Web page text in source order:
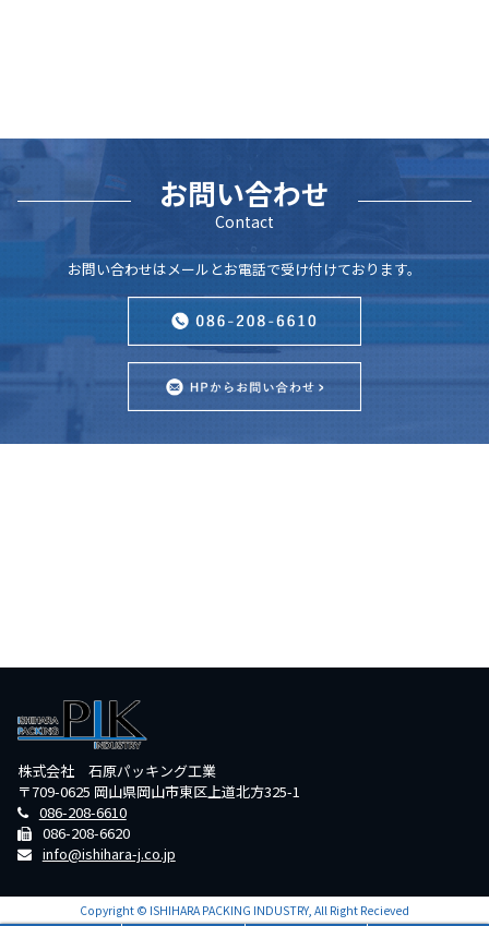
お問い合わせ
Contact
お問い合わせはメールとお電話で受け付けております。
株式会社 石原パッキング工業
〒709-0625 岡山県岡山市東区上道北方325-1
086-208-6610
086-208-6620
info@ishihara-j.co.jp
Copyright © ISHIHARA PACKING INDUSTRY, All Right Recieved